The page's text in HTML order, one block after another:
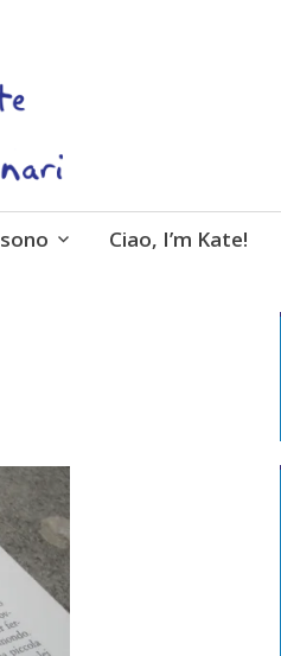
I Balocchi
Ciao, I’m Kate!